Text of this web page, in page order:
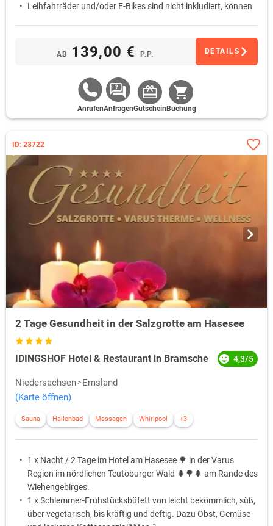
Leihfahrräder und/oder E-Bikes sind nicht inkludiert, können
AB 139,00 € P.P. DETAILS
AnrufenAnfragenGutschein Buchung
ID: 23722
2 Tage Gesundheit in der Salzgrotte am Hasesee
IDINGSHOF Hotel & Restaurant in Bramsche 4,3/5
Niedersachsen
Emsland
(Karte öffnen)
Sauna Hallenbad Massagen Whirlpool +3
1 x Nacht / 2 Tage im Hotel am Hasesee 🌳 in der Varus
Region im nördlichen Teutoburger Wald 🌲🌳🌲 am Rande des
Wiehengebirges.
1 x Schlemmer-Frühstücksbüfett von leicht bekömmlich, süß,
über vegetarisch, bis kräftig und deftig. Dazu Obst, Gemüse